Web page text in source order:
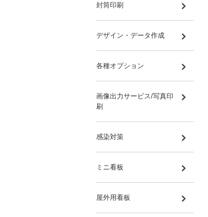
封筒印刷
デザイン・データ作成
各種オプション
画像出力サービス/写真印
刷
感染対策
ミニ看板
屋外用看板